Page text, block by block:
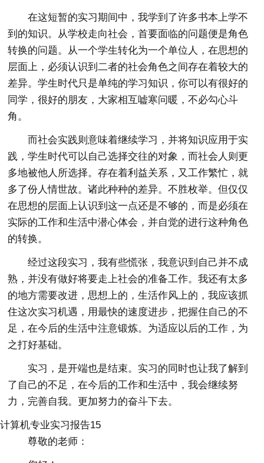
在这短暂的实习期间中，我学到了许多书本上学不
到的知识。从学校走向社会，首要面临的问题便是角色
转换的问题。从一个学生转化为一个单位人，在思想的
层面上，必须认识到二者的社会角色之间存在着较大的
差异。学生时代只是单纯的学习知识，你可以有很好的
同学，很好的朋友，大家相互嘘寒问暖，不必勾心斗
角。
而社会实践则意味着继续学习，并将知识应用于实
践，学生时代可以自己选择交往的对象，而社会人则更
多地被他人所选择。存在着利益关系，又工作繁忙，就
多了份人情世故。诸此种种的差异。不胜枚举。但仅仅
在思想的层面上认识到这一点还是不够的，而是必须在
实际的工作和生活中潜心体会，并自觉的进行这种角色
的转换。
经过这段实习，我有些慌张，我意识到自己并不成
熟，并没有做好将要走上社会的准备工作。我还有太多
的地方需要改进，思想上的，生活作风上的，我应该抓
住这次实习机遇，用最快的速度进步，把握住自己的不
足，在今后的生活中注意锻炼。为适应以后的工作，为
之打好基础。
实习，是开端也是结束。实习的同时也让我了解到
了自己的不足，在今后的工作和生活中，我会继续努
力，完善自我。更加努力的奋斗下去。
计算机专业实习报告15
尊敬的老师：